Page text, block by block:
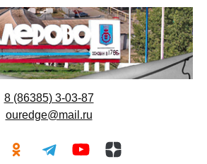
8 (86385) 3-03-87
ouredge@mail.ru